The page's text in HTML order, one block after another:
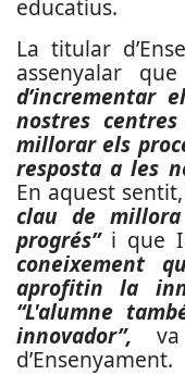
educatius.
La titular
assenyalar
d’incrementar
nostres
millorar els
resposta a les
En aquest
clau de
progrés”i que
coneixement
aprofitin la
“L'alumne
innovador”, va
d’Ensenyament.